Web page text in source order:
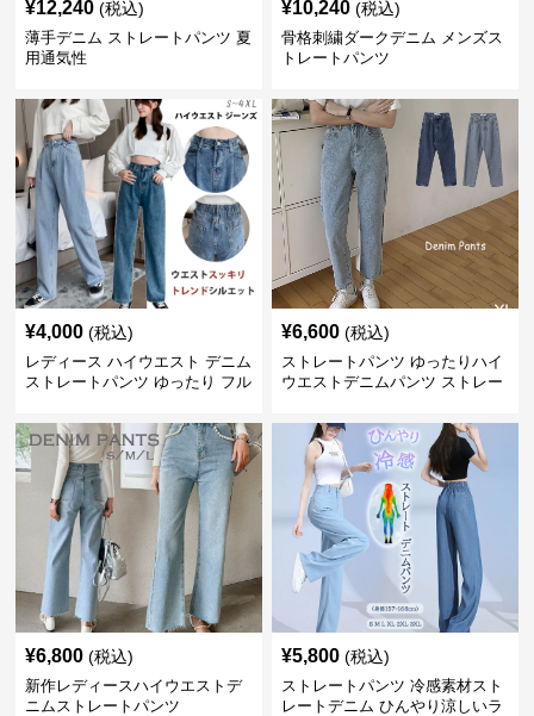
¥12,240 (税込)
薄手デニム ストレートパンツ 夏
用通気性
¥10,240 (税込)
骨格刺繍ダークデニム メンズス
トレートパンツ
¥4,000 (税込)
レディース ハイウエスト デニム
ストレートパンツ ゆったり フル
¥6,600 (税込)
ストレートパンツ ゆったりハイ
ウエストデニムパンツ ストレー
¥6,800 (税込)
新作レディースハイウエストデ
ニムストレートパンツ
¥5,800 (税込)
ストレートパンツ 冷感素材スト
レートデニム ひんやり涼しいラ